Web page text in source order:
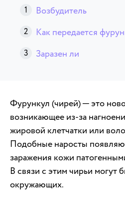
Возбудитель
Как передается
Заразен ли
Фурункул (чирей) ─ это
возникающее из-за
жировой клетчатки или
Подобные наросты
заражения кожи
В связи с этим чирьи могут
окружающих.